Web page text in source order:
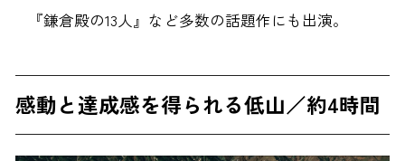
『鎌倉殿の13人』など多数の話題作にも出演。
感動と達成感を得られる低山／約4時間